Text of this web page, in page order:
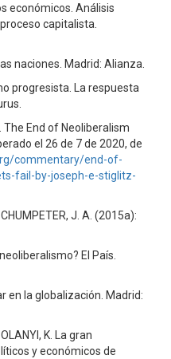
económicos. Análisis
capitalista.
naciones. Madrid: Alianza.
progresista. La respuesta
The End of Neoliberalism
el 26 de 7 de 2020, de
commentary/end-of-
fail-by-joseph-e-stiglitz-
J. A. (2015a):
El País.
en la globalización. Madrid:
K. La gran
y económicos de